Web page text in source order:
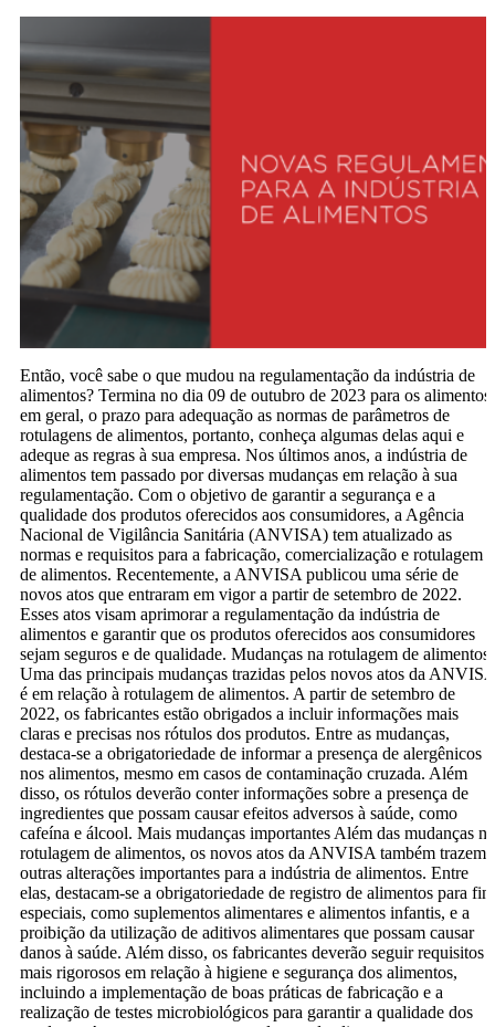
Então, você sabe o que mudou na regulamentação da indústria de
alimentos? Termina no dia 09 de outubro de 2023 para os alimentos
em geral, o prazo para adequação as normas de parâmetros de
rotulagens de alimentos, portanto, conheça algumas delas aqui e
adeque as regras à sua empresa. Nos últimos anos, a indústria de
alimentos tem passado por diversas mudanças em relação à sua
regulamentação. Com o objetivo de garantir a segurança e a
qualidade dos produtos oferecidos aos consumidores, a Agência
Nacional de Vigilância Sanitária (ANVISA) tem atualizado as
normas e requisitos para a fabricação, comercialização e rotulagem
de alimentos. Recentemente, a ANVISA publicou uma série de
novos atos que entraram em vigor a partir de setembro de 2022.
Esses atos visam aprimorar a regulamentação da indústria de
alimentos e garantir que os produtos oferecidos aos consumidores
sejam seguros e de qualidade. Mudanças na rotulagem de alimentos
Uma das principais mudanças trazidas pelos novos atos da ANVISA
é em relação à rotulagem de alimentos. A partir de setembro de
2022, os fabricantes estão obrigados a incluir informações mais
claras e precisas nos rótulos dos produtos. Entre as mudanças,
destaca-se a obrigatoriedade de informar a presença de alergênicos
nos alimentos, mesmo em casos de contaminação cruzada. Além
disso, os rótulos deverão conter informações sobre a presença de
ingredientes que possam causar efeitos adversos à saúde, como
cafeína e álcool. Mais mudanças importantes Além das mudanças na
rotulagem de alimentos, os novos atos da ANVISA também trazem
outras alterações importantes para a indústria de alimentos. Entre
elas, destacam-se a obrigatoriedade de registro de alimentos para
especiais, como suplementos alimentares e alimentos infantis, e a
proibição da utilização de aditivos alimentares que possam causar
danos à saúde. Além disso, os fabricantes deverão seguir requisitos
mais rigorosos em relação à higiene e segurança dos alimentos,
incluindo a implementação de boas práticas de fabricação e a
realização de testes microbiológicos para garantir a qualidade dos